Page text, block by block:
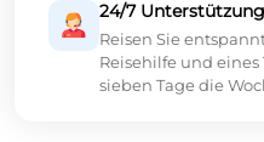
24/7
Reisen Sie
Reisehilfe und eines
sieben Tage die